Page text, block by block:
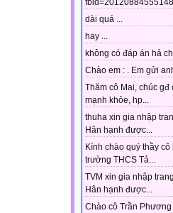
dài quá ...
hay ...
không có đáp án hả
Chào em : . Em gửi
Thăm cô Mai, chúc gđ
mạnh khỏe, hp...
thuha xin gia nhập
Hân hạnh được...
Kính chào quý thầy cô
trường THCS Tả...
TVM xin gia nhập
Hân hạnh được...
Chào cô Trần Phương